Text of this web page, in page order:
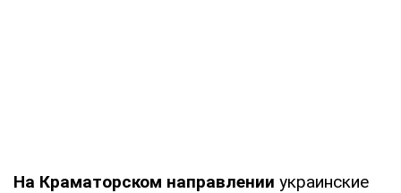
На Краматорском направлении украинские